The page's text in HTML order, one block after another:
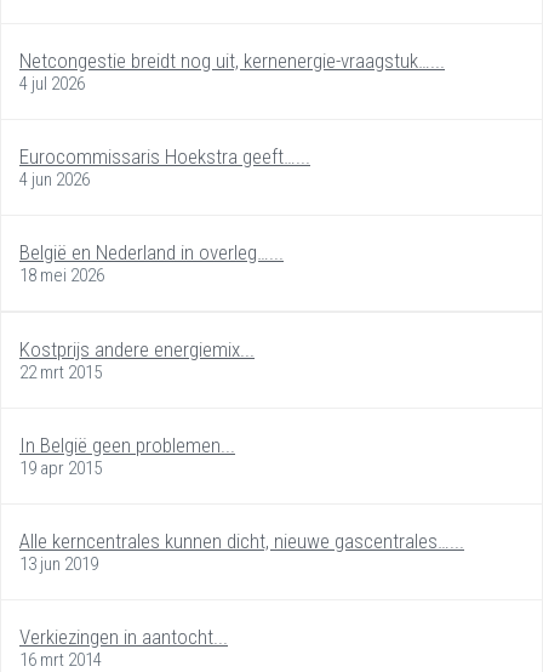
Netcongestie breidt nog uit, kernenergie-vraagstuk…...
4 jul 2026
Eurocommissaris Hoekstra geeft…...
4 jun 2026
België en Nederland in overleg…...
18 mei 2026
Kostprijs andere energiemix...
22 mrt 2015
In België geen problemen...
19 apr 2015
Alle kerncentrales kunnen dicht, nieuwe gascentrales…...
13 jun 2019
Verkiezingen in aantocht...
16 mrt 2014